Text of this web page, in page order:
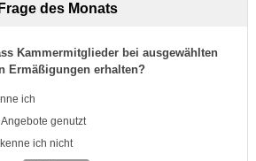
Frage des Monats
Kammermitglieder bei ausgewählten
Ermäßigungen erhalten?
ich
genutzt
ich nicht